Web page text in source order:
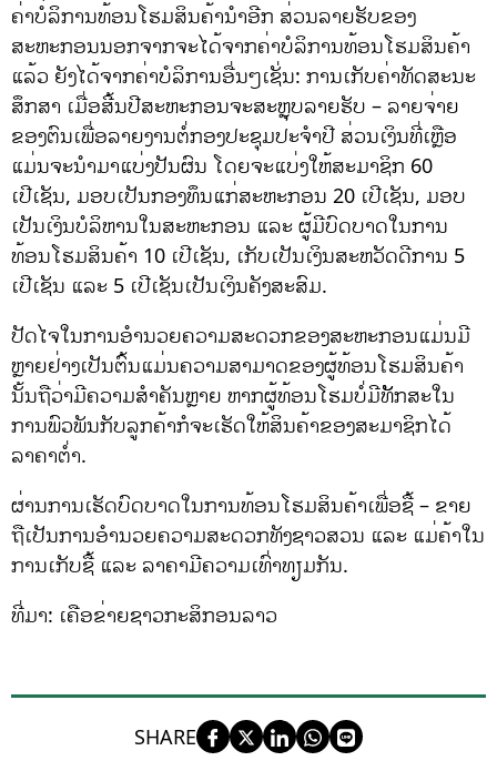
ຄ່າບໍລິການທ້ອນໂຮມສິນຄ້ານຳອີກ ສ່ວນລາຍຮັບຂອງ
ສະຫະກອນນອກຈາກຈະໄດ້ຈາກຄ່າບໍລິການທ້ອນໂຮມສິນຄ້າ
ແລ້ວ ຍັງໄດ້ຈາກຄ່າບໍລິການອື່ນໆເຊັ່ນ: ການເກັບຄ່າທັດສະນະ
ສຶກສາ ເມື່ອສີ້ນປີສະຫະກອນຈະສະຫຼຸບລາຍຮັບ – ລາຍຈ່າຍ
ຂອງຕົນເພື່ອລາຍງານຕໍ່ກອງປະຊຸມປະຈຳປີ ສ່ວນເງິນທີ່ເຫຼືອ
ແມ່ນຈະນຳມາແບ່ງປັນຜົນ ໂດຍຈະແບ່ງໃຫ້ສະມາຊິກ 60
ເປີເຊັນ, ມອບເປັນກອງທຶນແກ່ສະຫະກອນ 20 ເປີເຊັນ, ມອບ
ເປັນເງິນບໍລິຫານໃນສະຫະກອນ ແລະ ຜູ້ມີບົດບາດໃນການ
ທ້ອນໂຮມສິນຄ້າ 10 ເປີເຊັນ, ເກັບເປັນເງິນສະຫວັດດີການ 5
ເປີເຊັນ ແລະ 5 ເປີເຊັນເປັນເງິນຄັງສະສົມ.
ປັດໄຈໃນການອຳນວຍຄວາມສະດວກຂອງສະຫະກອນແມ່ນມີ
ຫຼາຍຢ່າງເປັນຕົ້ນແມ່ນຄວາມສາມາດຂອງຜູ້ທ້ອນໂຮມສິນຄ້າ
ນັ້ນຖືວ່າມີຄວາມສຳຄັນຫຼາຍ ຫາກຜູ້ທ້ອນໂຮມບໍ່ມີທັັກສະໃນ
ການພົວພັນກັບລູກຄ້າກໍຈະເຮັດໃຫ້ສິນຄ້າຂອງສະມາຊິກໄດ້
ລາຄາຕ່ຳ.
ຜ່ານການເຮັດບົດບາດໃນການທ້ອນໂຮມສິນຄ້າເພື່ອຊື້ – ຂາຍ
ຖືເປັນການອຳນວຍຄວາມສະດວກທັງຊາວສວນ ແລະ ແມ່ຄ້າໃນ
ການເກັບຊື້ ແລະ ລາຄາມີຄວາມເທົ່າທຽມກັນ.
ທີ່ມາ: ເຄືອຂ່າຍຊາວກະສິກອນລາວ
SHARE